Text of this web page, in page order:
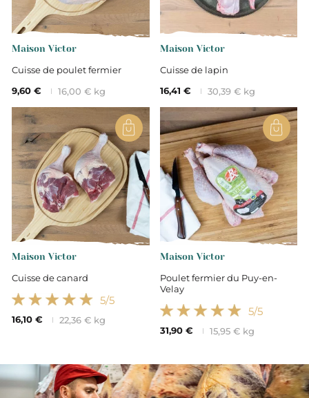
Remise Quantité
Maison Victor
Cuisse de poulet fermier
9,60 €
16,00 € kg
Maison Victor
Cuisse de lapin
16,41 €
30,39 € kg
Maison Victor
Cuisse de canard
5/5
16,10 € 22,36 € kg
Maison Victor
Poulet fermier du Puy-en-
Velay
5/5
31,90 € 15,95 € kg